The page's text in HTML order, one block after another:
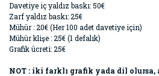
Davetiye iç yaldız baskı: 50€
Zarf yaldız baskı: 25€
Mühür : 20€ (Her 100 adet davetiye için)
Mühür klişe : 25€ (1 defalık)
Grafik ücreti: 25€
NOT : iki farklı grafik yada dil olursa,